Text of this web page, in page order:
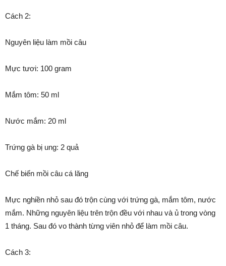
Cách 2:
Nguyên liệu làm mồi câu
Mực tươi: 100 gram
Mắm tôm: 50 ml
Nước mắm: 20 ml
Trứng gà bị ung: 2 quả
Chế biến mồi câu cá lăng
Mực nghiền nhỏ sau đó trộn cùng với trứng gà, mắm tôm, nước
mắm. Những nguyên liệu trên trộn đều với nhau và ủ trong vòng
1 tháng. Sau đó vo thành từng viên nhỏ để làm mồi câu.
Cách 3: